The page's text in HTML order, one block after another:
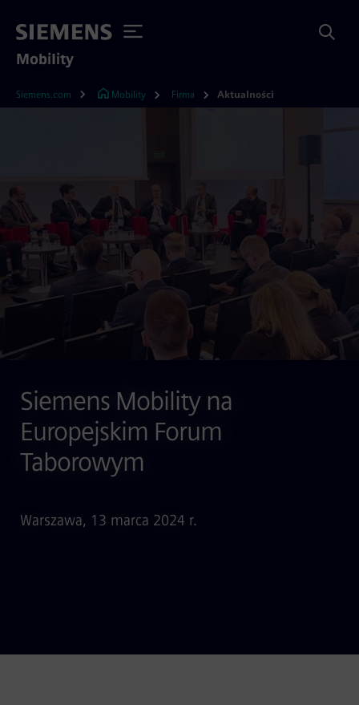
Mobility
Siemens.com Mobility Firma Aktualności
Siemens Mobility na
Europejskim Forum
Taborowym
Warszawa, 13 marca 2024 r.